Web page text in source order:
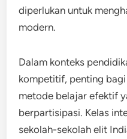
diperlukan untuk
modern.
Dalam konteks
kompetitif, penting
metode belajar efektif
berpartisipasi. Kelas
sekolah-sekolah elit